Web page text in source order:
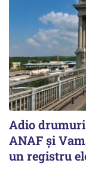
Adio
ANAF și
un registru